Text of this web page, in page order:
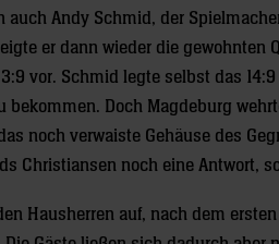
auch Andy Schmid, der
er dann wieder die
vor. Schmid legte selbst das
Doch Magdeburg
noch verwaiste Gehäuse des
Christiansen noch eine Antwort,
Hausherren auf, nach dem